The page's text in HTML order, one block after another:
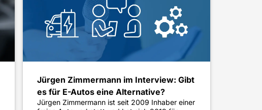
Jürgen Zimmermann im Interview: Gibt
es für E-Autos eine Alternative?
Jürgen Zimmermann ist seit 2009 Inhaber einer